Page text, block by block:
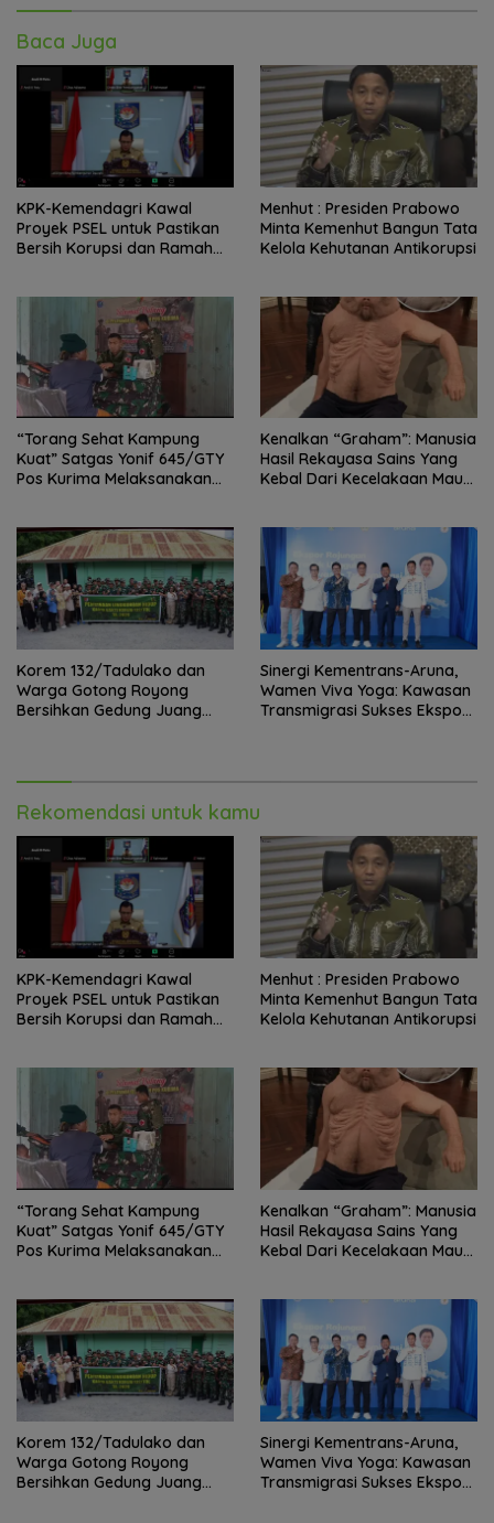
Baca Juga
KPK-Kemendagri Kawal
Proyek PSEL untuk Pastikan
Bersih Korupsi dan Ramah
Menhut : Presiden Prabowo
Minta Kemenhut Bangun Tata
Kelola Kehutanan Antikorupsi
“Torang Sehat Kampung
Kuat” Satgas Yonif 645/GTY
Pos Kurima Melaksanakan
Kenalkan “Graham”: Manusia
Hasil Rekayasa Sains Yang
Kebal Dari Kecelakaan Maut
Korem 132/Tadulako dan
Warga Gotong Royong
Bersihkan Gedung Juang
Sinergi Kementrans-Aruna,
Wamen Viva Yoga: Kawasan
Transmigrasi Sukses Ekspor
Rekomendasi untuk kamu
KPK-Kemendagri Kawal
Proyek PSEL untuk Pastikan
Bersih Korupsi dan Ramah
Menhut : Presiden Prabowo
Minta Kemenhut Bangun Tata
Kelola Kehutanan Antikorupsi
“Torang Sehat Kampung
Kuat” Satgas Yonif 645/GTY
Pos Kurima Melaksanakan
Kenalkan “Graham”: Manusia
Hasil Rekayasa Sains Yang
Kebal Dari Kecelakaan Maut
Korem 132/Tadulako dan
Warga Gotong Royong
Bersihkan Gedung Juang
Sinergi Kementrans-Aruna,
Wamen Viva Yoga: Kawasan
Transmigrasi Sukses Ekspor